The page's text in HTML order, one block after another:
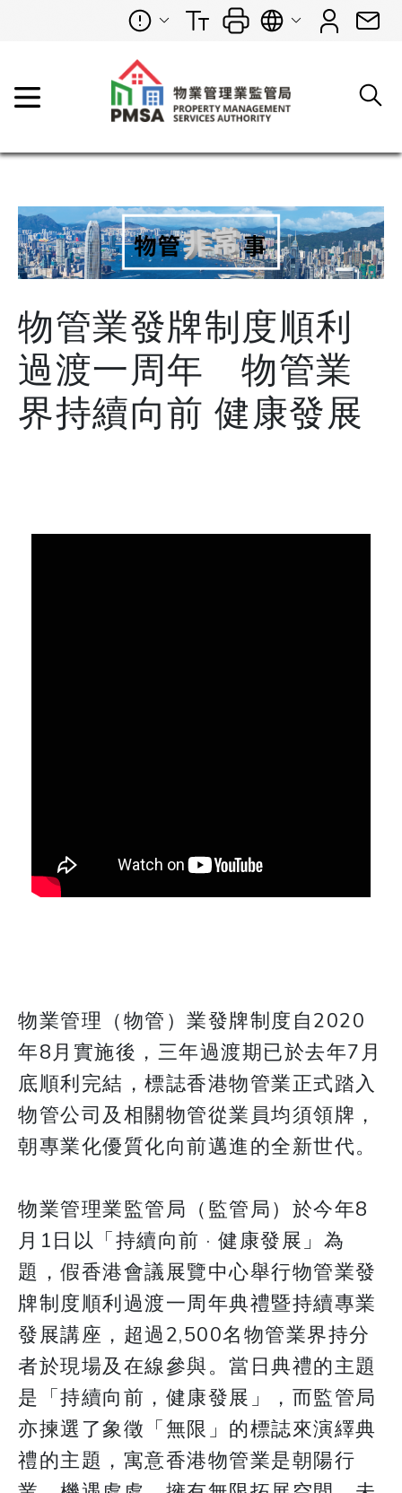
物管業發牌制度順利
過渡一周年 物管業
界持續向前 健康發展
物業管理（物管）業發牌制度自2020
年8月實施後，三年過渡期已於去年7月
底順利完結，標誌香港物管業正式踏入
物管公司及相關物管從業員均須領牌，
朝專業化優質化向前邁進的全新世代。
物業管理業監管局（監管局）於今年8
月1日以「持續向前 · 健康發展」為
題，假香港會議展覽中心舉行物管業發
牌制度順利過渡一周年典禮暨持續專業
發展講座，超過2,500名物管業界持分
者於現場及在線參與。當日典禮的主題
是「持續向前，健康發展」，而監管局
亦揀選了象徵「無限」的標誌來演繹典
禮的主題，寓意香港物管業是朝陽行